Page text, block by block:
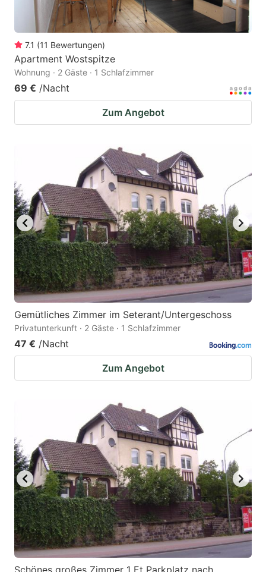
7.1 (11 Bewertungen)
Apartment Wostspitze
Wohnung · 2 Gäste · 1 Schlafzimmer
69 € /Nacht
Zum Angebot
Gemütliches Zimmer im Seterant/Untergeschoss
Privatunterkunft · 2 Gäste · 1 Schlafzimmer
47 € /Nacht
Zum Angebot